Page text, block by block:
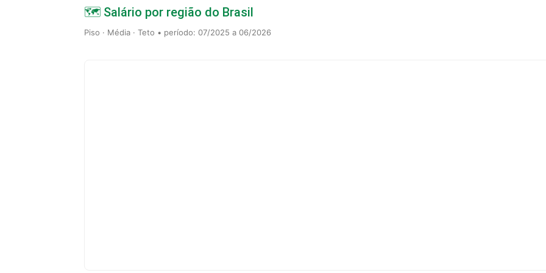
🗺️ Salário por região do Brasil
Piso · Média · Teto • período: 07/2025 a 06/2026